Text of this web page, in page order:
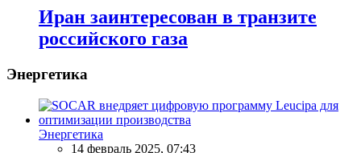
Иран заинтересован в транзите
российского газа
Энергетика
Энергетика
14 февраль 2025, 07:43